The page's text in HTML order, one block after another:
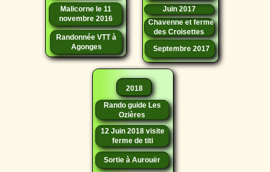
2018
12 Juin 2018 visite
ferme de titi
Sortie à Aurouër
Rando guide Les
Ozières
Chavenne et ferme
des Croisettes
Juin 2017
Septembre 2017
Malicorne le 11
novembre 2016
Randonnée VTT à
Agonges